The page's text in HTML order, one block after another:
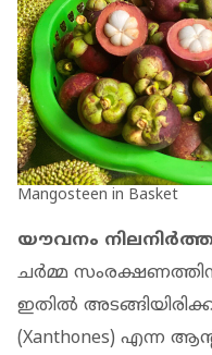
Mangosteen in Basket
യൗവനം
ചർമ്മ സംരക്ഷണത്തിന്
ഇതിൽ
(Xanthones) എന്ന